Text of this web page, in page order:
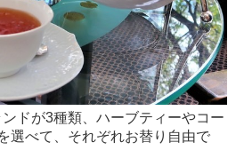
ドが3種類、ハーブティーやコー
選べて、それぞれお替り自由で